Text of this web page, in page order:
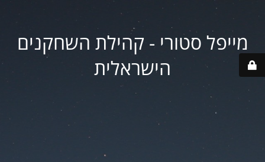
מייפל סטורי - קהילת השחקנים
הישראלית